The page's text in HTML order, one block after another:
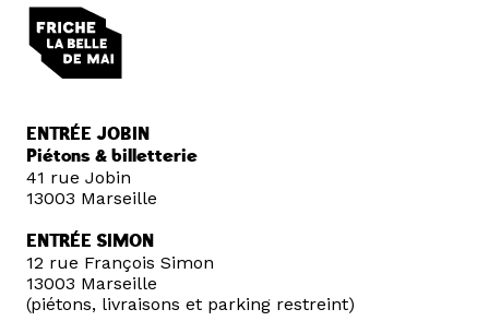
ENTRÉE JOBIN
Piétons & billetterie
41 rue Jobin
13003 Marseille
ENTRÉE SIMON
12 rue François Simon
13003 Marseille
(piétons, livraisons et parking restreint)